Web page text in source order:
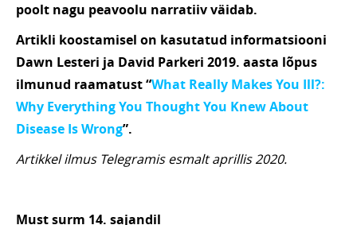
poolt nagu peavoolu narratiiv väidab.
Artikli koostamisel on kasutatud informatsiooni
Dawn Lesteri ja David Parkeri 2019. aasta lõpus
ilmunud raamatust “What Really Makes You Ill?:
Why Everything You Thought You Knew About
Disease Is Wrong”.
Artikkel ilmus Telegramis esmalt aprillis 2020.
Must surm 14. sajandil